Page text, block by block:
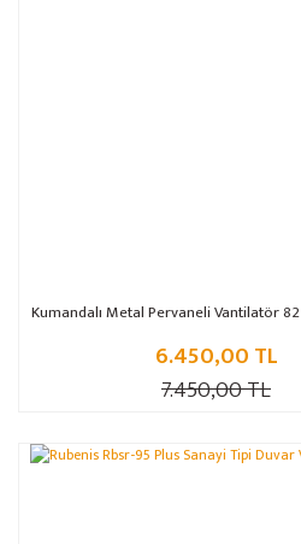
Kumandalı Metal Pervaneli Vantilatör
6.450,00 TL
7.450,00 TL